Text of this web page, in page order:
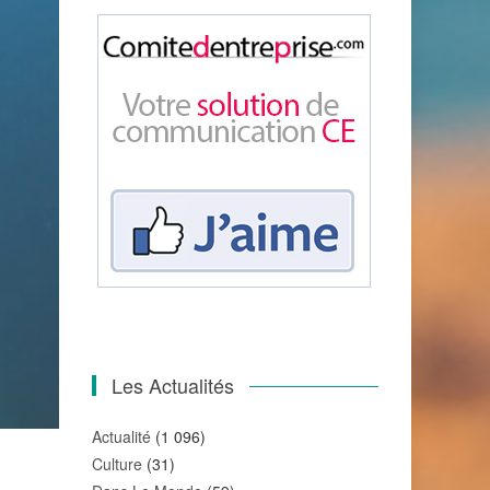
Les Actualités
Actualité(1 096)
Culture(31)